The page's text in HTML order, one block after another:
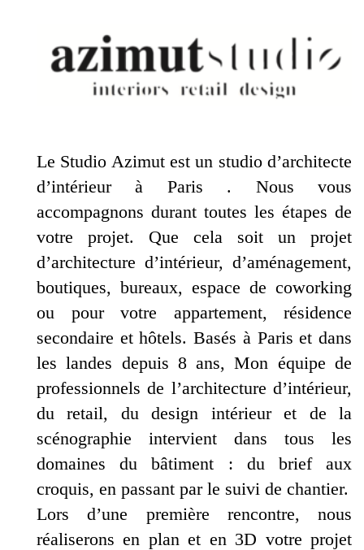
headquarters Denjean & associés
Le Studio Azimut est un studio d’architecte
d’intérieur à Paris . Nous vous
accompagnons durant toutes les étapes de
votre projet. Que cela soit un projet
d’architecture d’intérieur, d’aménagement,
boutiques, bureaux, espace de coworking
ou pour votre appartement, résidence
secondaire et hôtels. Basés à Paris et dans
les landes depuis 8 ans, Mon équipe de
professionnels de l’architecture d’intérieur,
du retail, du design intérieur et de la
scénographie intervient dans tous les
domaines du bâtiment : du brief aux
croquis, en passant par le suivi de chantier.
Lors d’une première rencontre, nous
réaliserons en plan et en 3D votre projet